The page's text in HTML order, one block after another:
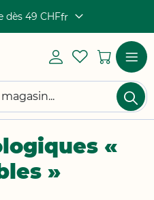
dès 49 CHFLangue
fr
Mon
compte
My
Wishlist
Mon
«
»